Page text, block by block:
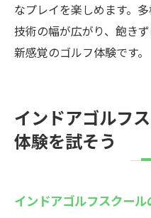
なプレイを楽しめます。
技術の幅が広がり、飽き
新感覚のゴルフ体験です。
インドアゴルフ
体験を試そう
インドアゴルフスクー